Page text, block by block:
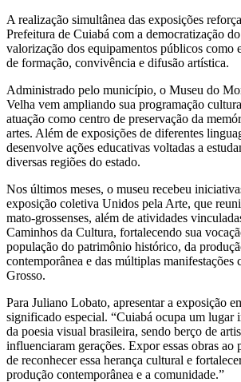
A realização simultânea das exposições
Prefeitura de Cuiabá com a democratização
valorização dos equipamentos públicos como
de formação, convivência e difusão artística.
Administrado pelo município, o Museu do
Velha vem ampliando sua programação
atuação como centro de preservação da
artes. Além de exposições de diferentes
desenvolve ações educativas voltadas a
diversas regiões do estado.
Nos últimos meses, o museu recebeu
exposição coletiva Unidos pela Arte, que
mato-grossenses, além de atividades
Caminhos da Cultura, fortalecendo sua
população do patrimônio histórico, da
contemporânea e das múltiplas manifestações
Grosso.
Para Juliano Lobato, apresentar a exposição
significado especial. “Cuiabá ocupa um lugar
da poesia visual brasileira, sendo berço de
influenciaram gerações. Expor essas obras ao
de reconhecer essa herança cultural e
produção contemporânea e a comunidade.”